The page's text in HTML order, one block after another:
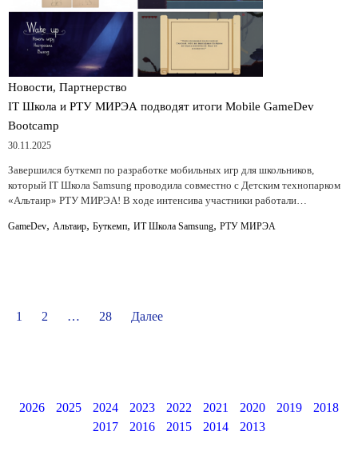
Новости, Партнерство
IT Школа и РТУ МИРЭА подводят итоги Mobile GameDev
Bootcamp
30.11.2025
Завершился буткемп по разработке мобильных игр для школьников,
который IT Школа Samsung проводила совместно с Детским технопарком
«Альтаир» РТУ МИРЭА! В ходе интенсива участники работали…
GameDev, Альтаир, Буткемп, ИТ Школа Samsung, РТУ МИРЭА
1 2 … 28 Далее
2026 2025 2024 2023 2022 2021 2020 2019
2018
2017
2016 2015 2014 2013